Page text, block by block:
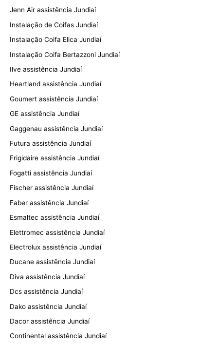
Jenn Air assistência Jundiaí
Instalação de Coifas Jundiaí
Instalação Coifa Elica Jundiaí
Instalação Coifa Bertazzoni Jundiaí
Ilve assistência Jundiaí
Heartland assistência Jundiaí
Goumert assistência Jundiaí
GE assistência Jundiaí
Gaggenau assistência Jundiaí
Futura assistência Jundiaí
Frigidaire assistência Jundiaí
Fogatti assistência Jundiaí
Fischer assistência Jundiaí
Faber assistência Jundiaí
Esmaltec assistência Jundiaí
Elettromec assistência Jundiaí
Electrolux assistência Jundiaí
Ducane assistência Jundiaí
Diva assistência Jundiaí
Dcs assistência Jundiaí
Dako assistência Jundiaí
Dacor assistência Jundiaí
Continental assistência Jundiaí